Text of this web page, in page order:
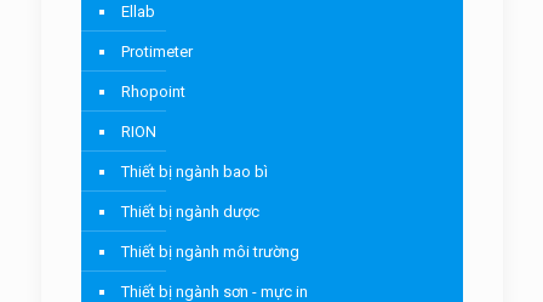
Ellab
Protimeter
Rhopoint
RION
Thiết bị ngành bao bì
Thiết bị ngành dược
Thiết bị ngành môi trường
Thiết bị ngành sơn - mực in